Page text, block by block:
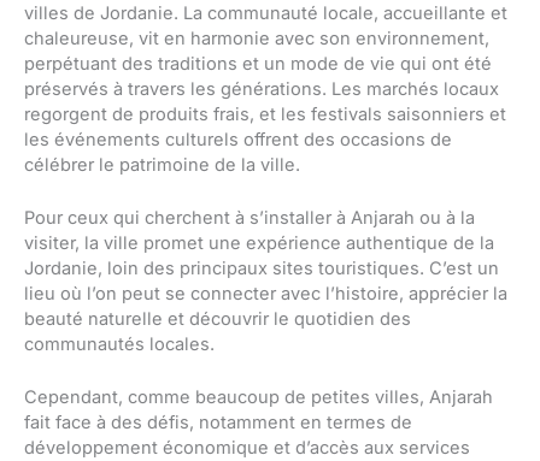
villes de Jordanie. La communauté locale, accueillante et
chaleureuse, vit en harmonie avec son environnement,
perpétuant des traditions et un mode de vie qui ont été
préservés à travers les générations. Les marchés locaux
regorgent de produits frais, et les festivals saisonniers et
les événements culturels offrent des occasions de
célébrer le patrimoine de la ville.
Pour ceux qui cherchent à s’installer à Anjarah ou à la
visiter, la ville promet une expérience authentique de la
Jordanie, loin des principaux sites touristiques. C’est un
lieu où l’on peut se connecter avec l’histoire, apprécier la
beauté naturelle et découvrir le quotidien des
communautés locales.
Cependant, comme beaucoup de petites villes, Anjarah
fait face à des défis, notamment en termes de
développement économique et d’accès aux services